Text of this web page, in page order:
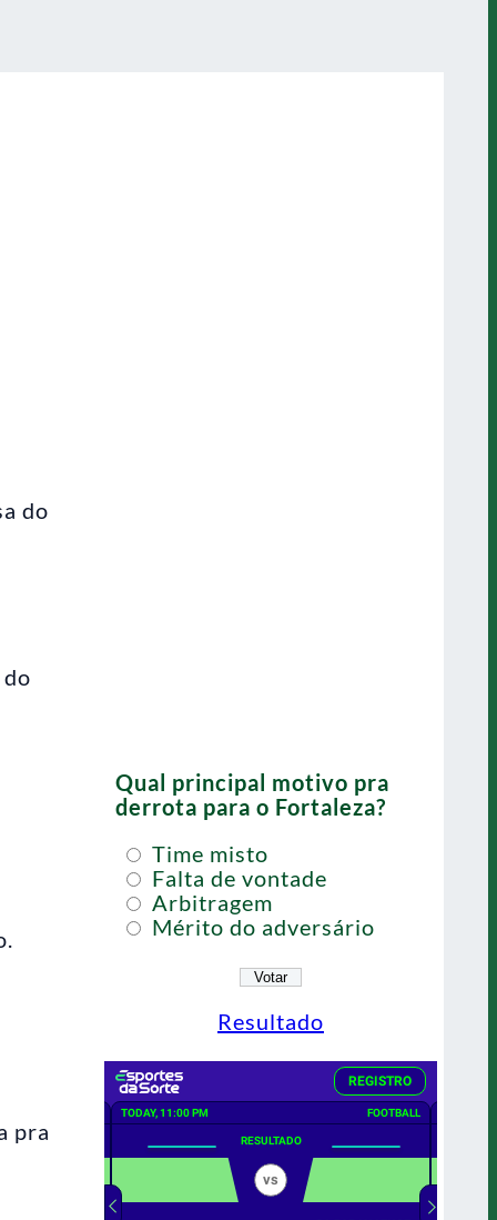
do
pra
Qual principal motivo pra
derrota para o Fortaleza?
Time misto
Falta de vontade
Arbitragem
Mérito do adversário
Resultado